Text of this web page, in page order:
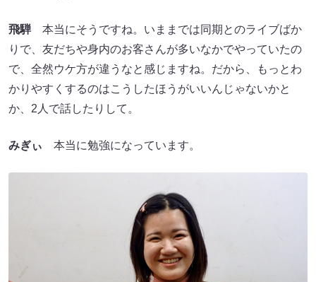
飛騨 本当にそうですね。いままでは同期とのライブばか
りで、友だちや身内のお客さんが多いなかでやっていたの
で、全然ウケ方が違うなと感じますね。だから、もっとわ
かりやすくするのはこうしたほうがいいんじゃないかと
か、2人で話したりして。
みぎぃ 本当に勉強になっています。